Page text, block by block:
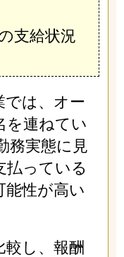
支給状況
では、オー
を連ねてい
務実態に見
払っている
能性が高い
し、報酬